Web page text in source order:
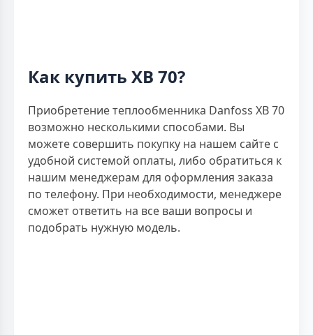
Как купить XB 70?
Приобретение теплообменника Danfoss XB 70
возможно несколькими способами. Вы
можете совершить покупку на нашем сайте с
удобной системой оплаты, либо обратиться к
нашим менеджерам для оформления заказа
по телефону. При необходимости, менеджере
сможет ответить на все ваши вопросы и
подобрать нужную модель.